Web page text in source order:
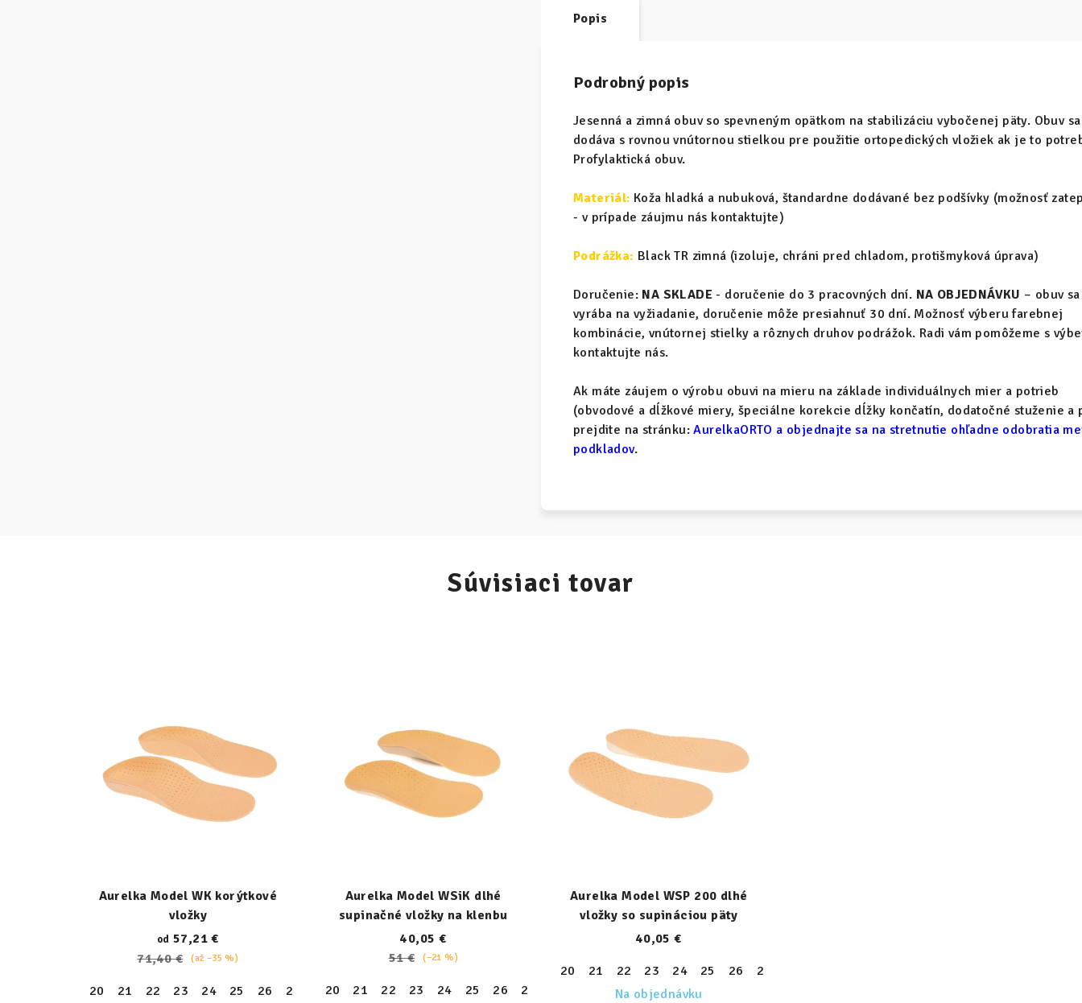
Popis
Podrobný popis
Jesenná a zimná obuv so spevneným opätkom na stabilizáciu vybočenej päty. Obuv sa
dodáva s rovnou vnútornou stielkou pre použitie ortopedických vložiek ak je to
Profylaktická obuv.
Materiál: Koža hladká a nubuková, štandardne dodávané bez podšívky (možnosť
- v prípade záujmu nás kontaktujte)
Podrážka: Black TR zimná (izoluje, chráni pred chladom, protišmyková úprava)
Doručenie: NA SKLADE - doručenie do 3 pracovných dní. NA OBJEDNÁVKU – obuv sa
vyrába na vyžiadanie, doručenie môže presiahnuť 30 dní. Možnosť výberu farebnej
kombinácie, vnútornej stielky a rôznych druhov podrážok. Radi vám pomôžeme s
kontaktujte nás.
Ak máte záujem o výrobu obuvi na mieru na základe individuálnych mier a potrieb
(obvodové a dĺžkové miery, špeciálne korekcie dĺžky končatín, dodatočné stuženie a
prejdite na stránku: AurelkaORTO a objednajte sa na stretnutie ohľadne odobratia
podkladov.
Súvisiaci tovar
Aurelka Model WK korýtkové
vložky
od 57,21 €
71,40 €
(až –35 %)
20 21 22 23 24 25 26 27 28 29 30 31 32 33 34 35
Aurelka Model WSiK dlhé
supinačné vložky na klenbu
40,05 €
51 €
(–21 %)
20 21 22 23 24 25 26 27 30 31 32 33
Aurelka Model WSP 200 dlhé
vložky so supináciou päty
40,05 €
20
21 22 23 24 25 26 27
Na objednávku